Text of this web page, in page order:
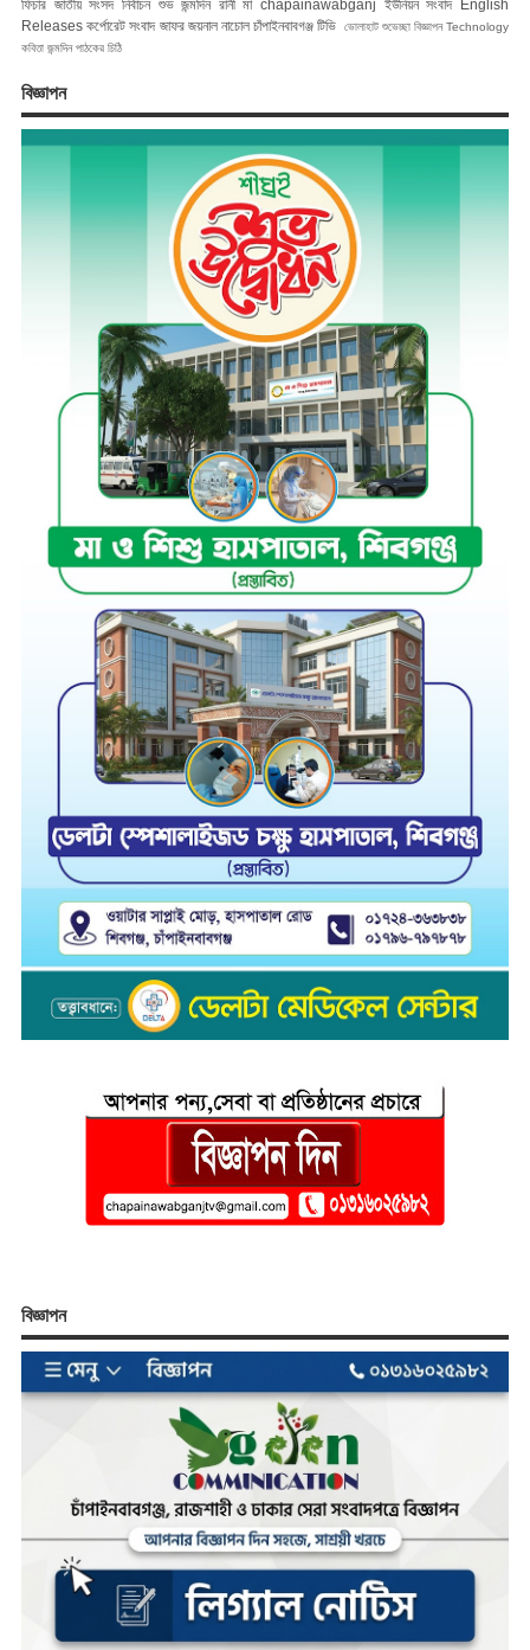
ফিচার জাতীয় সংসদ নির্বাচন শুভ জন্মদিন রানী মা chapainawabganj ইউনিয়ন সংবাদ
English
Releases কর্পোরেট সংবাদ জাফর জয়নাল নাচোল চাঁপাইনবাবগঞ্জ টিভি ভোলাহাট শুভেচ্ছা বিজ্ঞাপন Technology
কবিতা জন্মদিন পাঠকের চিঠি
বিজ্ঞাপন
বিজ্ঞাপন